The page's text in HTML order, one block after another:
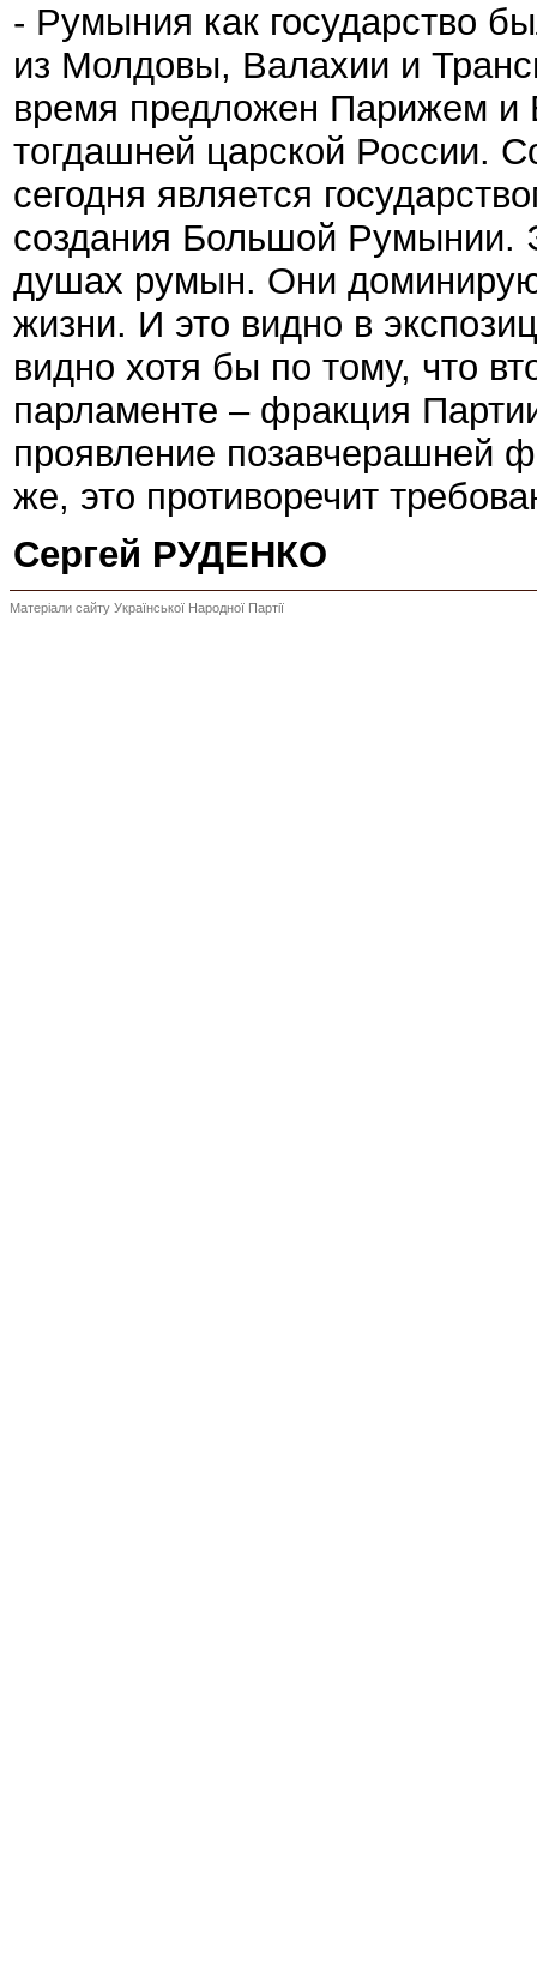
- Румыния как государство
из Молдовы, Валахии и
время предложен Парижем и
тогдашней царской России.
сегодня является
создания Большой Румынии.
душах румын. Они
жизни. И это видно в
видно хотя бы по тому, что
парламенте – фракция
проявление позавчерашней
же, это противоречит
Сергей РУДЕНКО
Матеріали сайту Української Народної Партії